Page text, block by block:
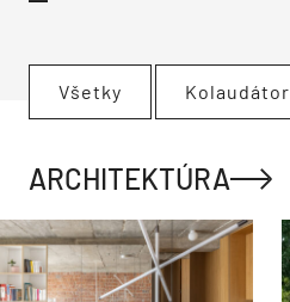
Všetky Kolaudátor
ARCHITEKTÚRA